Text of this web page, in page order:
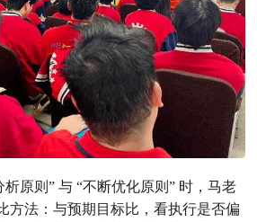
原则” 与 “不断优化原则” 时，马老
方法：与预期目标比，看执行是否偏